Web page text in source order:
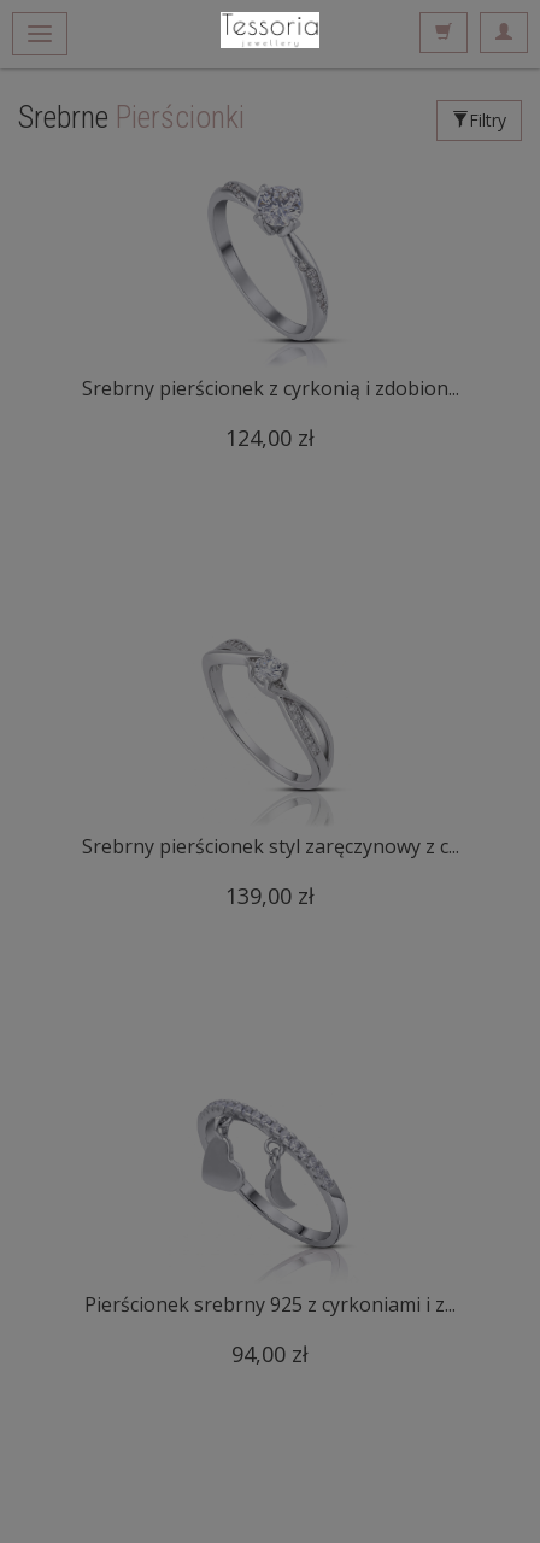
Srebrne Pierścionki Filtry
Srebrny pierścionek z cyrkonią i zdobion...
124,00 zł
Srebrny pierścionek styl zaręczynowy z c...
139,00 zł
Pierścionek srebrny 925 z cyrkoniami i z...
94,00 zł